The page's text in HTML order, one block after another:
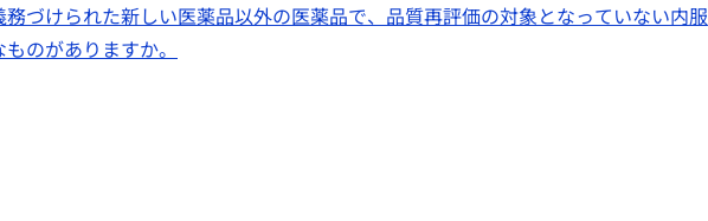
づけられた新しい医薬品以外の医薬品で、品質再評価の対象となっていない内服
のがありますか。